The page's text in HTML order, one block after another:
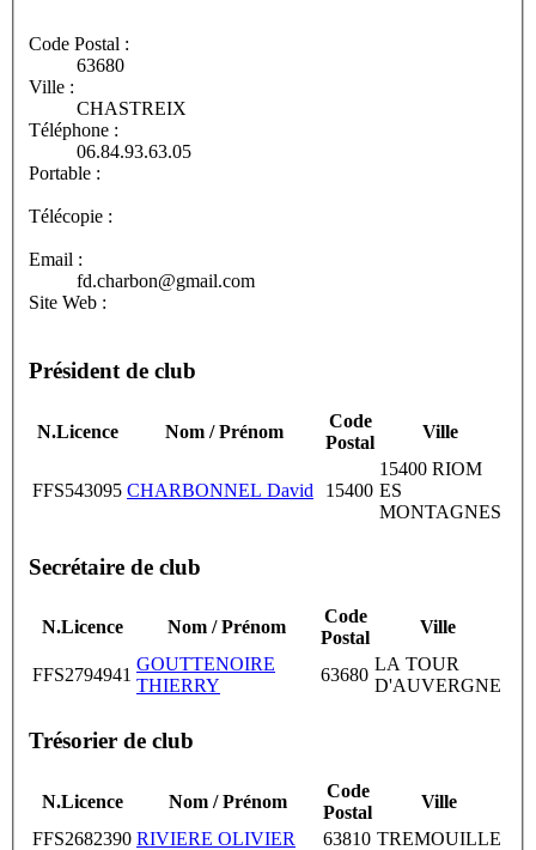
Code Postal :
63680
Ville :
CHASTREIX
Téléphone :
06.84.93.63.05
Portable :
Télécopie :
Email :
fd.charbon@gmail.com
Site Web :
Président de club
N.Licence Nom / Prénom
Code
Postal
Ville
FFS543095 CHARBONNEL David 15400
15400 RIOM
ES
MONTAGNES
Secrétaire de club
N.Licence Nom / Prénom
Code
Postal
Ville
FFS2794941
GOUTTENOIRE
THIERRY
63680
LA TOUR
D'AUVERGNE
Trésorier de club
N.Licence Nom / Prénom
Code
Postal
Ville
FFS2682390 RIVIERE OLIVIER 63810 TREMOUILLE